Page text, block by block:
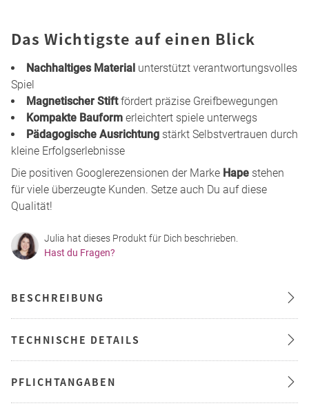
Das Wichtigste auf einen Blick
Nachhaltiges Material unterstützt verantwortungsvolles
Spiel
Magnetischer Stiftfördert präzise Greifbewegungen
Kompakte Bauform erleichtert spiele unterwegs
Pädagogische Ausrichtung stärkt Selbstvertrauen durch
kleine Erfolgserlebnisse
Die positiven Googlerezensionen der Marke Hape stehen
für viele überzeugte Kunden. Setze auch Du auf diese
Qualität!
Julia hat dieses Produkt für Dich beschrieben.
Hast du Fragen?
BESCHREIBUNG
TECHNISCHE DETAILS
PFLICHTANGABEN